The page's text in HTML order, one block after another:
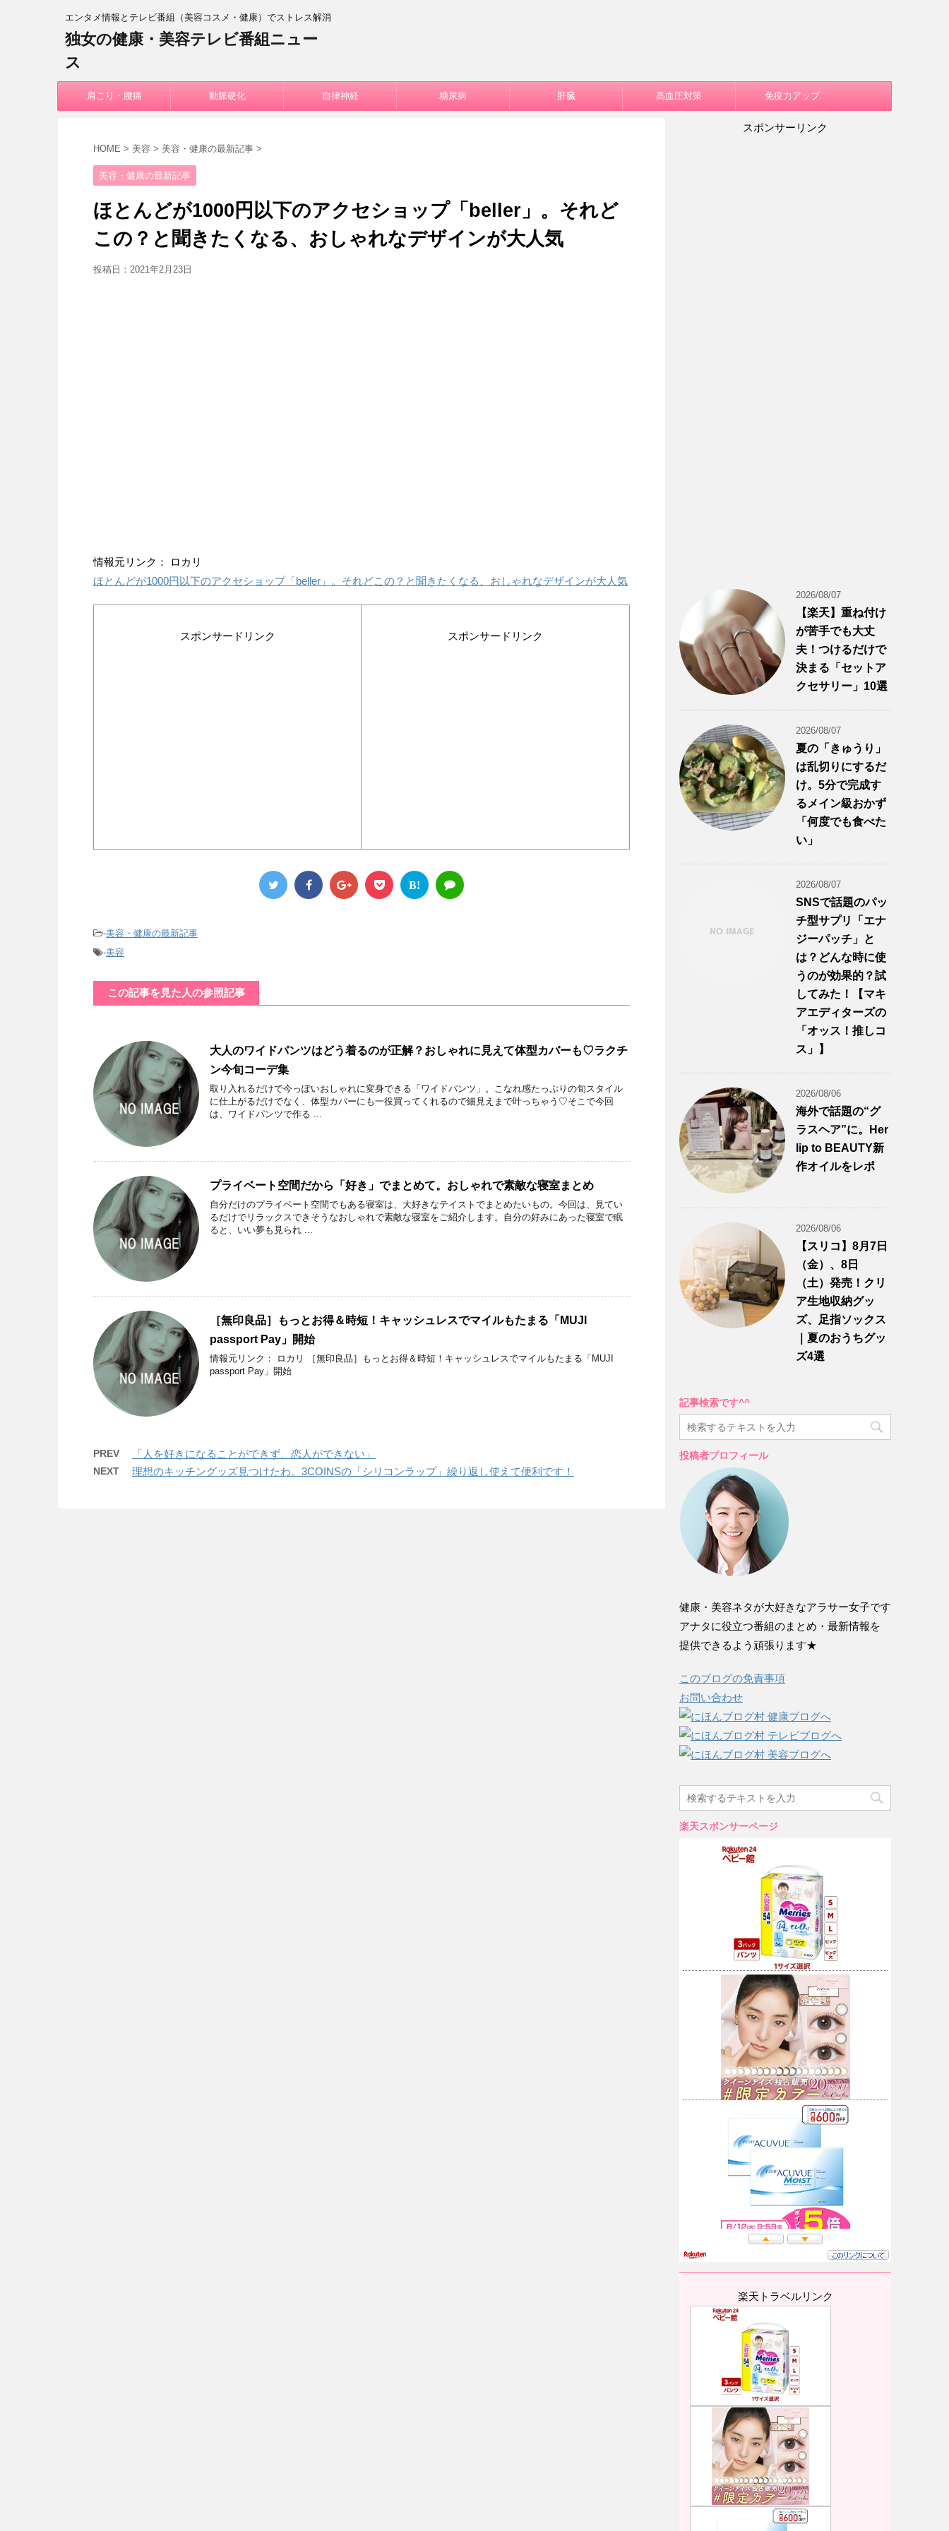
エンタメ情報とテレビ番組（美容コスメ・健康）でストレス解消
独女の健康・美容テレビ番組ニュー
ス
肩こり・腰痛 動脈硬化 自律神経 糖尿病 肝臓 高血圧対策 免疫力アップ
HOME > 美容 > 美容・健康の最新記事 >
美容・健康の最新記事
ほとんどが1000円以下のアクセショップ「beller」。それど
この？と聞きたくなる、おしゃれなデザインが大人気
投稿日： 2021年2月23日
情報元リンク： ロカリ
ほとんどが1000円以下のアクセショップ「beller」。それどこの？と聞きたくなる、おしゃれなデザインが大人気
スポンサードリンク スポンサードリンク
B!
-美容・健康の最新記事
-美容
この記事を見た人の参照記事
大人のワイドパンツはどう着るのが正解？おしゃれに見えて体型カバーも♡ラクチ
ン今旬コーデ集
取り入れるだけで今っぽいおしゃれに変身できる「ワイドパンツ」。こなれ感たっぷりの旬スタイル
に仕上がるだけでなく、体型カバーにも一役買ってくれるので細見えまで叶っちゃう♡そこで今回
は、ワイドパンツで作る ...
プライベート空間だから「好き」でまとめて。おしゃれで素敵な寝室まとめ
自分だけのプライベート空間でもある寝室は、大好きなテイストでまとめたいもの。今回は、見てい
るだけでリラックスできそうなおしゃれで素敵な寝室をご紹介します。自分の好みにあった寝室で眠
ると、いい夢も見られ ...
［無印良品］もっとお得＆時短！キャッシュレスでマイルもたまる「MUJI
passport Pay」開始
情報元リンク： ロカリ ［無印良品］もっとお得＆時短！キャッシュレスでマイルもたまる「MUJI
passport Pay」開始
PREV 「人を好きになることができず、恋人ができない」
NEXT 理想のキッチングッズ見つけたわ。3COINSの「シリコンラップ」繰り返し使えて便利です！
スポンサーリンク
2026/08/07
【楽天】重ね付け
が苦手でも大丈
夫！つけるだけで
決まる「セットア
クセサリー」10選
2026/08/07
夏の「きゅうり」
は乱切りにするだ
け。5分で完成す
るメイン級おかず
「何度でも食べた
い」
2026/08/07
SNSで話題のパッ
チ型サプリ「エナ
ジーパッチ」と
は？どんな時に使
うのが効果的？試
してみた！【マキ
アエディターズの
「オッス！推しコ
ス」】
2026/08/06
海外で話題の“グ
ラスヘア”に。Her
lip to BEAUTY新
作オイルをレポ
2026/08/06
【スリコ】8月7日
（金）、8日
（土）発売！クリ
ア生地収納グッ
ズ、足指ソックス
｜夏のおうちグッ
ズ4選
記事検索です^^
投稿者プロフィール
健康・美容ネタが大好きなアラサー女子です
アナタに役立つ番組のまとめ・最新情報を
提供できるよう頑張ります★
このブログの免責事項
お問い合わせ
楽天スポンサーページ
楽天トラベルリンク